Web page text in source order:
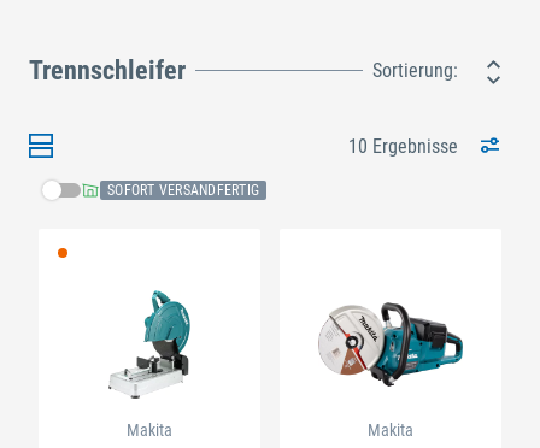
Trennschleifer Sortierung:
10 Ergebnisse
SOFORT VERSANDFERTIG
Makita Makita